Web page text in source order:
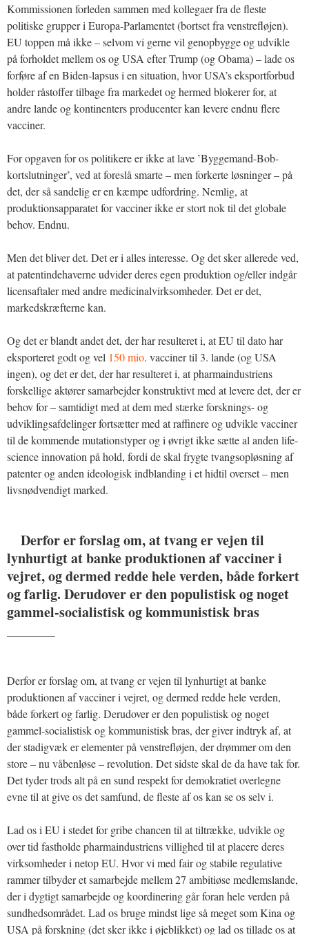
Kommissionen forleden sammen med kollegaer fra de fleste
politiske grupper i Europa-Parlamentet (bortset fra venstrefløjen).
EU toppen må ikke – selvom vi gerne vil genopbygge og udvikle
på forholdet mellem os og USA efter Trump (og Obama) – lade os
forføre af en Biden-lapsus i en situation, hvor USA’s eksportforbud
holder råstoffer tilbage fra markedet og hermed blokerer for, at
andre lande og kontinenters producenter kan levere endnu flere
vacciner.
For opgaven for os politikere er ikke at lave ’Byggemand-Bob-
kortslutninger’, ved at foreslå smarte – men forkerte løsninger – på
det, der så sandelig er en kæmpe udfordring. Nemlig, at
produktionsapparatet for vacciner ikke er stort nok til det globale
behov. Endnu.
Men det bliver det. Det er i alles interesse. Og det sker allerede ved,
at patentindehaverne udvider deres egen produktion og/eller indgår
licensaftaler med andre medicinalvirksomheder. Det er det,
markedskræfterne kan.
Og det er blandt andet det, der har resulteret i, at EU til dato har
eksporteret godt og vel 150 mio. vacciner til 3. lande (og USA
ingen), og det er det, der har resulteret i, at pharmaindustriens
forskellige aktører samarbejder konstruktivt med at levere det, der er
behov for – samtidigt med at dem med stærke forsknings- og
udviklingsafdelinger fortsætter med at raffinere og udvikle vacciner
til de kommende mutationstyper og i øvrigt ikke sætte al anden life-
science innovation på hold, fordi de skal frygte tvangsopløsning af
patenter og anden ideologisk indblanding i et hidtil overset – men
livsnødvendigt marked.
Derfor er forslag om, at tvang er vejen til
lynhurtigt at banke produktionen af vacciner i
vejret, og dermed redde hele verden, både forkert
og farlig. Derudover er den populistisk og noget
gammel-socialistisk og kommunistisk bras
Derfor er forslag om, at tvang er vejen til lynhurtigt at banke
produktionen af vacciner i vejret, og dermed redde hele verden,
både forkert og farlig. Derudover er den populistisk og noget
gammel-socialistisk og kommunistisk bras, der giver indtryk af, at
der stadigvæk er elementer på venstrefløjen, der drømmer om den
store – nu våbenløse – revolution. Det sidste skal de da have tak for.
Det tyder trods alt på en sund respekt for demokratiet overlegne
evne til at give os det samfund, de fleste af os kan se os selv i.
Lad os i EU i stedet for gribe chancen til at tiltrække, udvikle og
over tid fastholde pharmaindustriens villighed til at placere deres
virksomheder i netop EU. Hvor vi med fair og stabile regulative
rammer tilbyder et samarbejde mellem 27 ambitiøse medlemslande,
der i dygtigt samarbejde og koordinering går foran hele verden på
sundhedsområdet. Lad os bruge mindst lige så meget som Kina og
USA på forskning (det sker ikke i øjeblikket) og lad os tillade os at